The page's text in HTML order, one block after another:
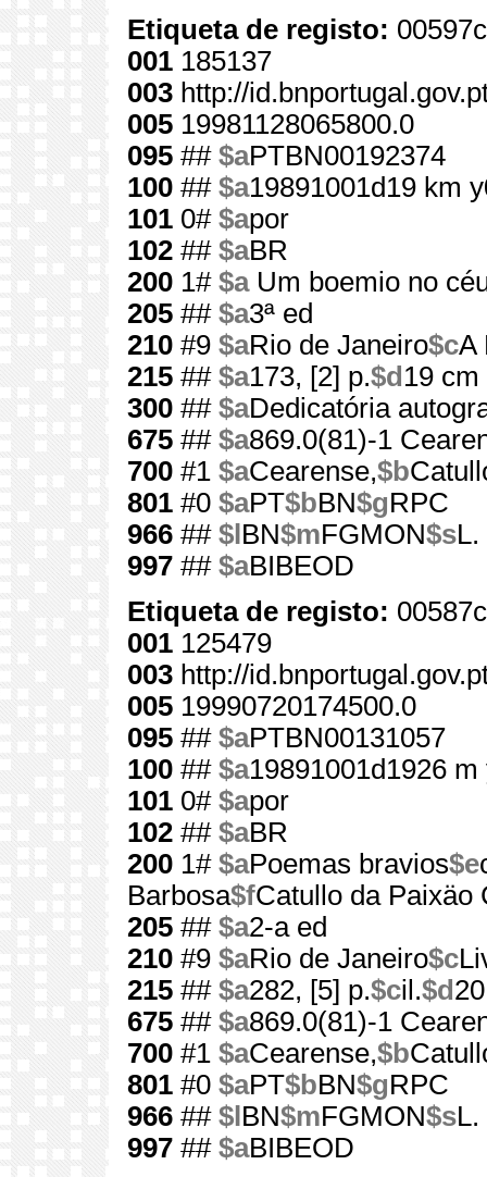
Etiqueta de registo:
001 185137
003 http://
005 19981128065800.0
095 ## $aPTBN00192374
100 ## $a19891001d19 km
101 0# $apor
102 ## $aBR
200 1# $aUm boemio no
205 ## $a3ª ed
210 #9 $aRio de Janeiro$cA
215 ## $a173, [2] p.$d 19 cm
300 ## $aDedicatória
675 ## $a869.0(81)-1
700 #1 $aCearense,$b
801 #0 $aPT$bBN$gRPC
966 ## $l BN$mFGMON$sL.
997 ## $aBIBEOD
Etiqueta de registo:
001 125479
003 http://
005 19990720174500.0
095 ## $aPTBN00131057
100 ## $a19891001d1926
101 0# $apor
102 ## $aBR
200 1# $aPoemas bravios$e
Barbosa$fCatullo da Paixäo
205 ## $a2-a ed
210 #9 $aRio de Janeiro$c
215 ## $a282, [5] p.$cil.$d
675 ## $a869.0(81)-1
700 #1 $aCearense,$b
801 #0 $aPT$bBN$gRPC
966 ## $l BN$mFGMON$sL.
997 ## $aBIBEOD